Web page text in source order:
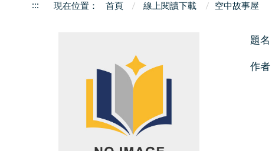
::: 首頁 線上閱讀下載 空中故事屋
題名
作者